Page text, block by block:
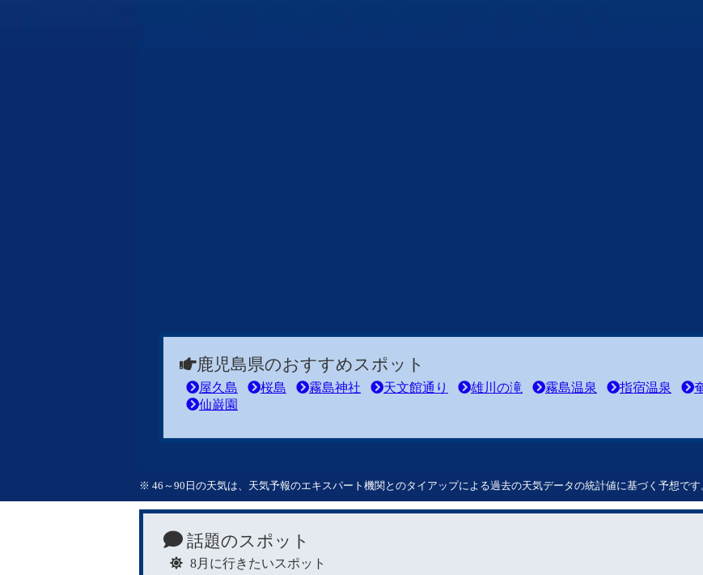
鹿児島県のおすすめスポット
屋久島 桜島 霧島神社 天文館通り 雄川の滝 霧島温泉 指宿温泉
仙巌園
※ 46～90日の天気は、天気予報のエキスパート機関とのタイアップによる過去の天気データの統計値に基づく予想です
話題のスポット
8月に行きたいスポット